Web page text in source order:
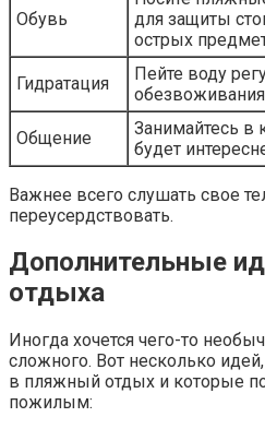
Обувь
для защиты
острых
Гидратация
Пейте воду
обезвоживания
Общение
Занимайтесь в
будет
Важнее всего слушать свое
переусердствовать.
Дополнительные
отдыха
Иногда хочется чего-то
сложного. Вот несколько
в пляжный отдых и которые
пожилым: